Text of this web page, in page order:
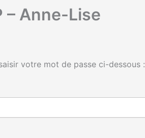
– Anne-Lise
votre mot de passe ci-dessous :